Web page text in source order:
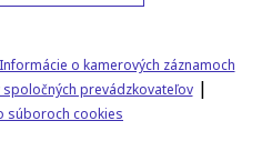
Informácie o kamerových záznamoch
prevádzkovateľov|
súboroch cookies